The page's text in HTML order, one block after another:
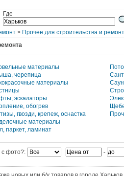
Где
> Прочее для строительства и
материалы
черепица
материалы
эскалаторы
обогрев
гвозди, крепеж, оснастка
материалы
паркет, ламинат
с фото?: -